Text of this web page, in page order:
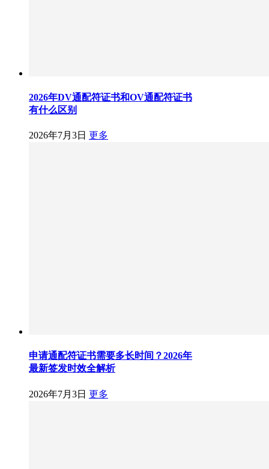
2026年DV通配符证书和OV通配符证书
有什么区别
2026年7月3日 更多
申请通配符证书需要多长时间？2026年
最新签发时效全解析
2026年7月3日 更多